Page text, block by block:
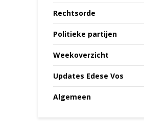
Rechtsorde
Politieke partijen
Weekoverzicht
Updates Edese Vos
Algemeen